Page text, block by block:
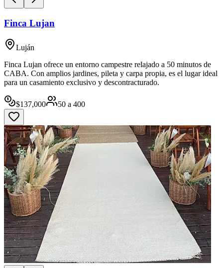
Finca Lujan
Luján
Finca Lujan ofrece un entorno campestre relajado a 50 minutos de
CABA. Con amplios jardines, pileta y carpa propia, es el lugar ideal
para un casamiento exclusivo y descontracturado.
$137,000 50 a 400